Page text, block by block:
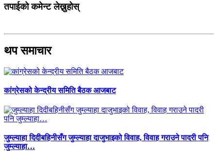
तपाईको कमेन्ट लेख्नुहोस्
थप समाचार
कांग्रेसको केन्द्रीय समिति बैठक आजबाट
जुम्ल्याहा दिदीबहिनीसँग जुम्ल्याहा दाजुभाइको विवाह, विवाह गराउने पादरी पनि
जुम्ल्याहा…